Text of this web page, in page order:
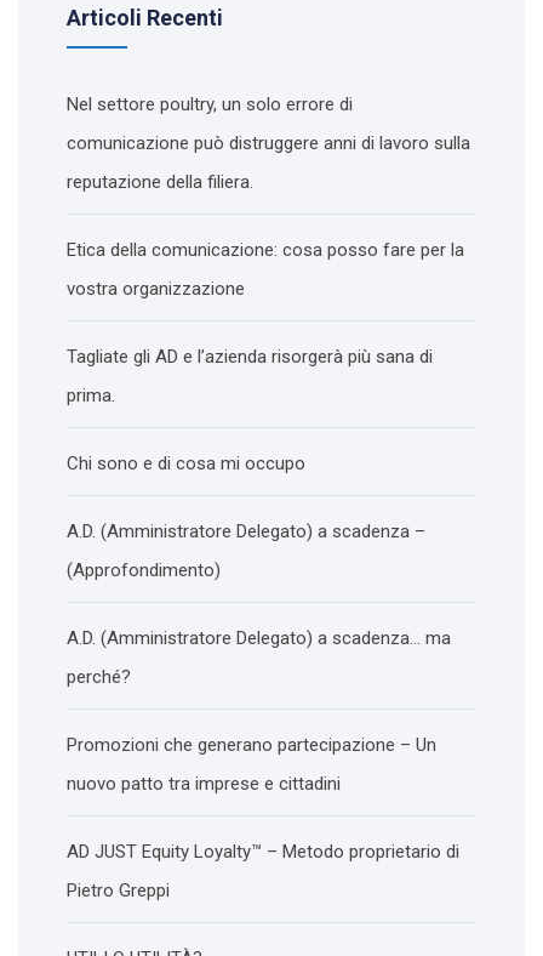
Articoli Recenti
Nel settore poultry, un solo errore di
comunicazione può distruggere anni di lavoro sulla
reputazione della filiera.
Etica della comunicazione: cosa posso fare per la
vostra organizzazione
Tagliate gli AD e l’azienda risorgerà più sana di
prima.
Chi sono e di cosa mi occupo
A.D. (Amministratore Delegato) a scadenza –
(Approfondimento)
A.D. (Amministratore Delegato) a scadenza… ma
perché?
Promozioni che generano partecipazione – Un
nuovo patto tra imprese e cittadini
AD JUST Equity Loyalty™ – Metodo proprietario di
Pietro Greppi